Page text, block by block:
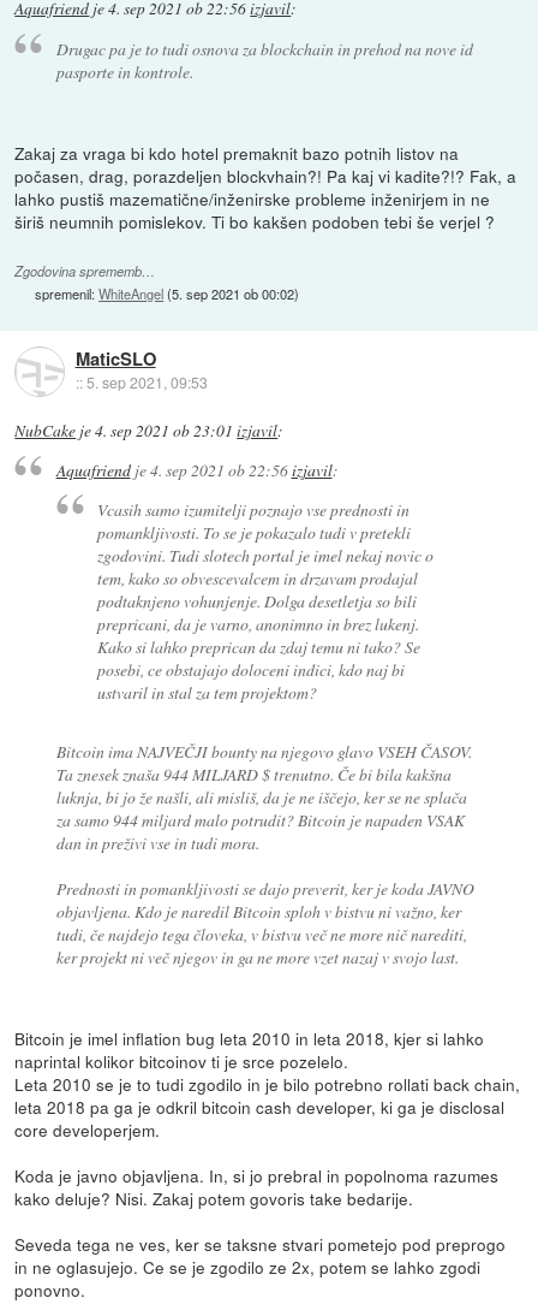
Aquafriend je4. sep 2021 ob 22:56izjavil:
Drugac pa je to tudi osnova za blockchain in prehod na nove id
pasporte in kontrole.
Zakaj za vraga bi kdo hotel premaknit bazo potnih listov na
počasen, drag, porazdeljen blockvhain?! Pa kaj vi kadite?!? Fak, a
lahko pustiš mazematične/inženirske probleme inženirjem in ne
širiš neumnih pomislekov. Ti bo kakšen podoben tebi še verjel ?
Zgodovina sprememb…
spremenil:WhiteAngel(5. sep 2021 ob 00:02)
MaticSLO
::5. sep 2021, 09:53
NubCake je4. sep 2021 ob 23:01 izjavil:
Aquafriendje4. sep 2021 ob 22:56izjavil:
Vcasih samo izumitelji poznajo vse prednosti in
pomankljivosti. To se je pokazalo tudi v pretekli
zgodovini. Tudi slotech portal je imel nekaj novic o
tem, kako so obvescevalcem in drzavam prodajal
podtaknjeno vohunjenje. Dolga desetletja so bili
prepricani, da je varno, anonimno in brez lukenj.
Kako si lahko preprican da zdaj temu ni tako? Se
posebi, ce obstajajo doloceni indici, kdo naj bi
ustvaril in stal za tem projektom?
Bitcoin ima NAJVEČJI bounty na njegovo glavo VSEH ČASOV.
Ta znesek znaša 944 MILJARD $ trenutno. Če bi bila kakšna
luknja, bi jo že našli, ali misliš, da je ne iščejo, ker se ne splača
za samo 944 miljard malo potrudit? Bitcoin je napaden VSAK
dan in preživi vse in tudi mora.
Prednosti in pomankljivosti se dajo preverit, ker je koda JAVNO
objavljena. Kdo je naredil Bitcoin sploh v bistvu ni važno, ker
tudi, če najdejo tega človeka, v bistvu več ne more nič narediti,
ker projekt ni več njegov in ga ne more vzet nazaj v svojo last.
Bitcoin je imel inflation bug leta 2010 in leta 2018, kjer si lahko
naprintal kolikor bitcoinov ti je srce pozelelo.
Leta 2010 se je to tudi zgodilo in je bilo potrebno rollati back chain,
leta 2018 pa ga je odkril bitcoin cash developer, ki ga je disclosal
core developerjem.
Koda je javno objavljena. In, si jo prebral in popolnoma razumes
kako deluje? Nisi. Zakaj potem govoris take bedarije.
Seveda tega ne ves, ker se taksne stvari pometejo pod preprogo
in ne oglasujejo. Ce se je zgodilo ze 2x, potem se lahko zgodi
ponovno.